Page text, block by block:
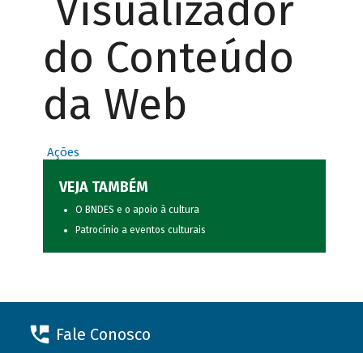
Visualizador
do Conteúdo
da Web
Ações
VEJA TAMBÉM
O BNDES e o apoio à cultura
Patrocínio a eventos culturais
Fale Conosco